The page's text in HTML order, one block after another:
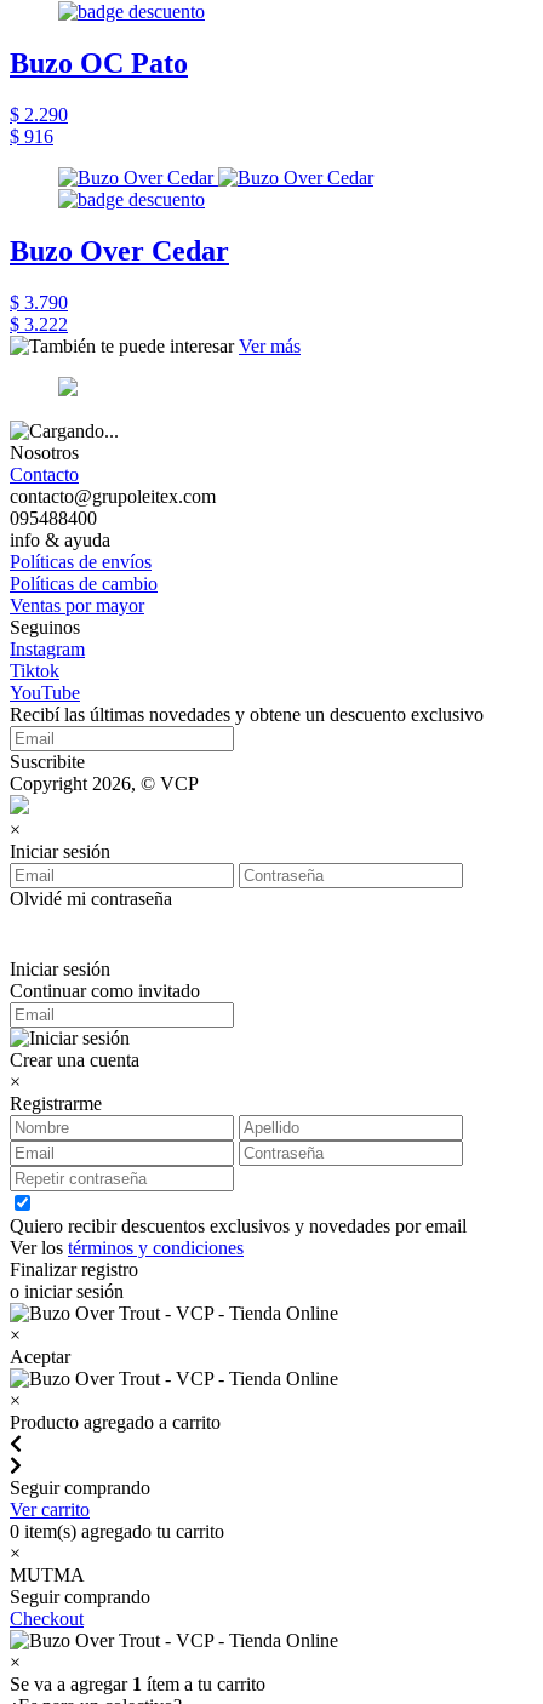
Buzo OC Pato
$ 2.290
$ 916
Buzo Over Cedar
$ 3.790
$ 3.222
Ver más
Nosotros
Contacto
contacto@grupoleitex.com
095488400
info & ayuda
Políticas de envíos
Políticas de cambio
Ventas por mayor
Seguinos
Instagram
Tiktok
YouTube
Recibí las últimas novedades y obtene un descuento exclusivo
Suscribite
Copyright 2026, © VCP
×
Iniciar sesión
Olvidé mi contraseña
Iniciar sesión
Continuar como invitado
Crear una cuenta
×
Registrarme
Quiero recibir descuentos exclusivos y novedades por email
Ver los términos y condiciones
Finalizar registro
o iniciar sesión
×
Aceptar
×
Producto agregado a carrito
Seguir comprando
Ver carrito
0 item(s) agregado tu carrito
×
MUTMA
Seguir comprando
Checkout
×
Se va a agregar 1 ítem a tu carrito